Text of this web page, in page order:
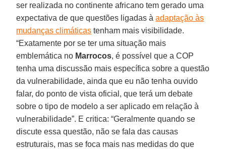
ser realizada no continente africano tem gerado uma
expectativa de que questões ligadas àadaptação às
mudanças climáticas tenham mais visibilidade.
“Exatamente por se ter uma situação mais
emblemática no Marrocos, é possível que a COP
tenha uma discussão mais específica sobre a questão
da vulnerabilidade, ainda que eu não tenha ouvido
falar, do ponto de vista oficial, que terá um debate
sobre o tipo de modelo a ser aplicado em relação à
vulnerabilidade”. E critica: “Geralmente quando se
discute essa questão, não se fala das causas
estruturais, mas se foca mais nas medidas do que